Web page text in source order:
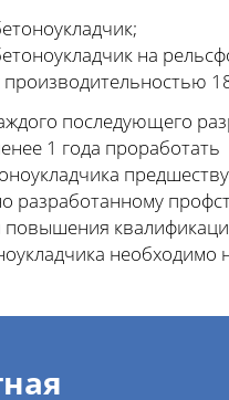
на
производительностью
последующего
1 года проработать
разработанному
повышения
необходимо